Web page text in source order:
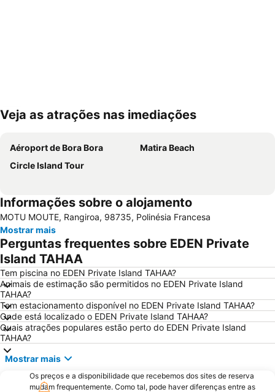
Ampliar mapa
Veja as atrações nas imediações
Aéroport de Bora Bora
Matira Beach
Circle Island Tour
Informações sobre o alojamento
MOTU MOUTE, Rangiroa, 98735, Polinésia Francesa
Mostrar mais
Perguntas frequentes sobre EDEN Private
Island TAHAA
Tem piscina no EDEN Private Island TAHAA?
Animais de estimação são permitidos no EDEN Private Island
TAHAA?
Tem estacionamento disponível no EDEN Private Island TAHAA?
Onde está localizado o EDEN Private Island TAHAA?
Quais atrações populares estão perto do EDEN Private Island
TAHAA?
Mostrar mais
Os preços e a disponibilidade que recebemos dos sites de reserva
mudam frequentemente. Como tal, pode haver diferenças entre as